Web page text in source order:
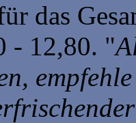
das
- 12,80. "